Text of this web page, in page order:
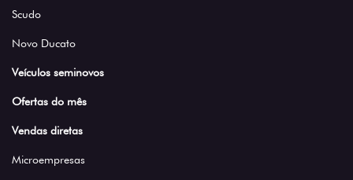
Scudo
Novo Ducato
Veículos seminovos
Ofertas do mês
Vendas diretas
Microempresas